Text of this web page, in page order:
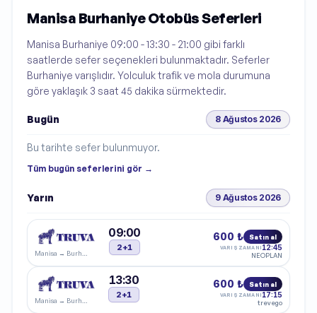
Manisa Burhaniye Otobüs Seferleri
Manisa Burhaniye 09:00 - 13:30 - 21:00 gibi farklı
saatlerde sefer seçenekleri bulunmaktadır. Seferler
Burhaniye varışlıdır. Yolculuk trafik ve mola durumuna
göre yaklaşık 3 saat 45 dakika sürmektedir.
Bugün 8 Ağustos 2026
Bu tarihte sefer bulunmuyor.
Tüm bugün seferlerini gör →
Yarın 9 Ağustos 2026
Manisa → Burhaniye
09:00
2+1
600 ₺ Satın al
VARIŞ ZAMANI 12:45
NEOPLAN
Manisa → Burhaniye
13:30
2+1
600 ₺ Satın al
VARIŞ ZAMANI 17:15
trevego